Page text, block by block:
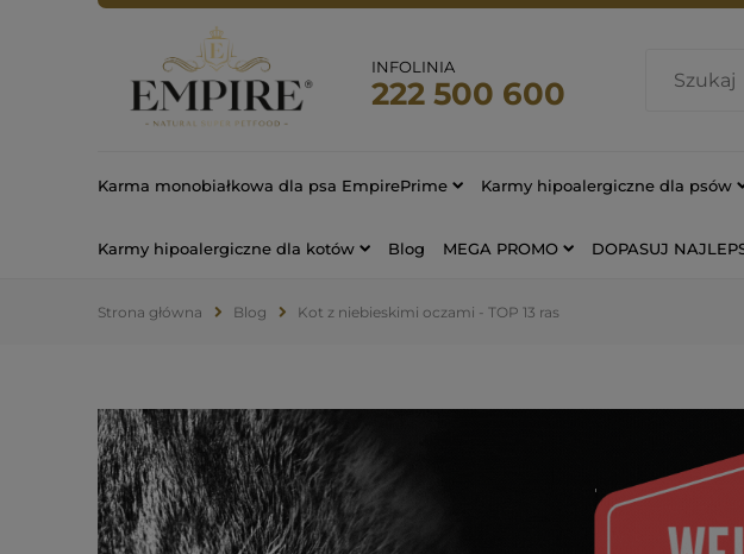
INFOLINIA
222 500 600
Karma monobiałkowa dla psa EmpirePrime Karmy hipoalergiczne dla psów
Karmy hipoalergiczne dla kotów Blog MEGA PROMO DOPASUJ
Strona główna Blog Kot z niebieskimi oczami - TOP 13 ras